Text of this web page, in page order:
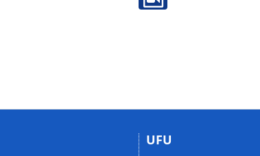
UFU